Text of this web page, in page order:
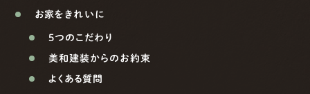
お家をきれいに
5つのこだわり
美和建装からのお約束
よくある質問